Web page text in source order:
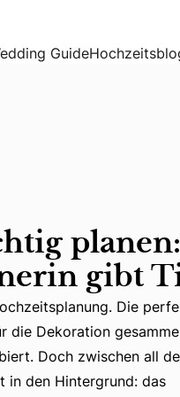
gibt Tipps
Guide
planen:
gibt
Die
Die
die Dekoration
Doch zwischen all
in den Hintergrund: das